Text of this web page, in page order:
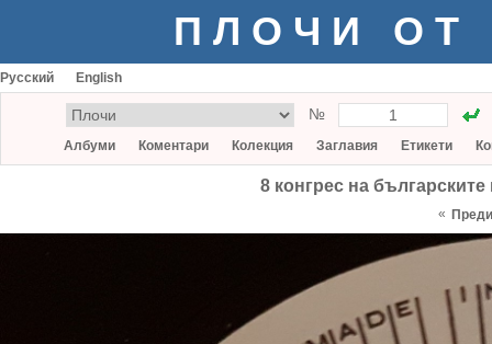
ПЛОЧИ ОТ
Русский English
№
Албуми Коментари Колекция Заглавия Етикети
8 конгрес на
«